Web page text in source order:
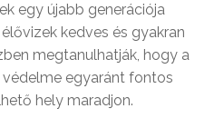
egy újabb generációja
kedves és gyakran
megtanulhatják, hogy a
egyaránt fontos
hely maradjon.